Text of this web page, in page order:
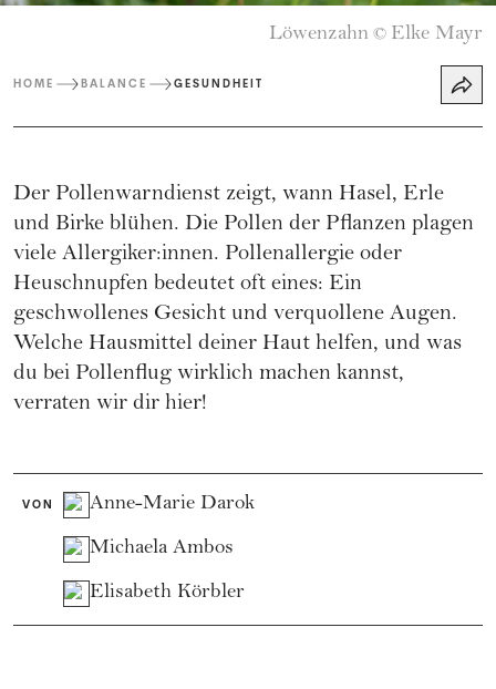
Löwenzahn © Elke Mayr
HOME BALANCE GESUNDHEIT
Der Pollenwarndienst zeigt, wann Hasel, Erle
und Birke blühen. Die Pollen der Pflanzen plagen
viele Allergiker:innen. Pollenallergie oder
Heuschnupfen bedeutet oft eines: Ein
geschwollenes Gesicht und verquollene Augen.
Welche Hausmittel deiner Haut helfen, und was
du bei Pollenflug wirklich machen kannst,
verraten wir dir hier!
VON Anne-Marie Darok
Michaela Ambos
Elisabeth Körbler